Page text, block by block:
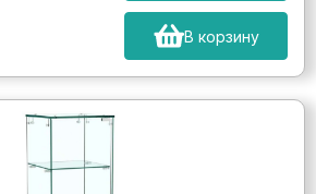
В корзину